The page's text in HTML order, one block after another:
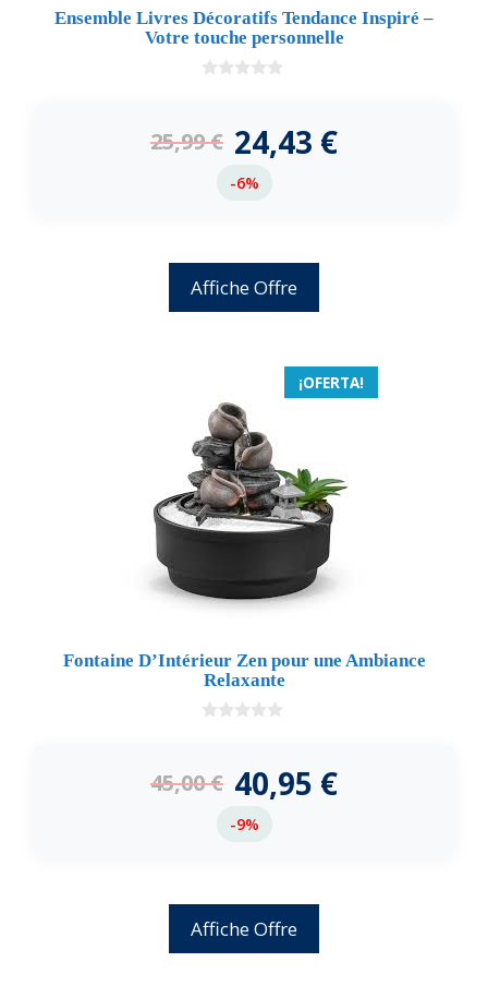
Ensemble Livres Décoratifs Tendance Inspiré –
Votre touche personnelle
5
25,99€ 24,43 €
-6%
Affiche Offre
¡OFERTA!
Fontaine D’Intérieur Zen pour une Ambiance
Relaxante
5
45,00€ 40,95 €
-9%
Affiche Offre